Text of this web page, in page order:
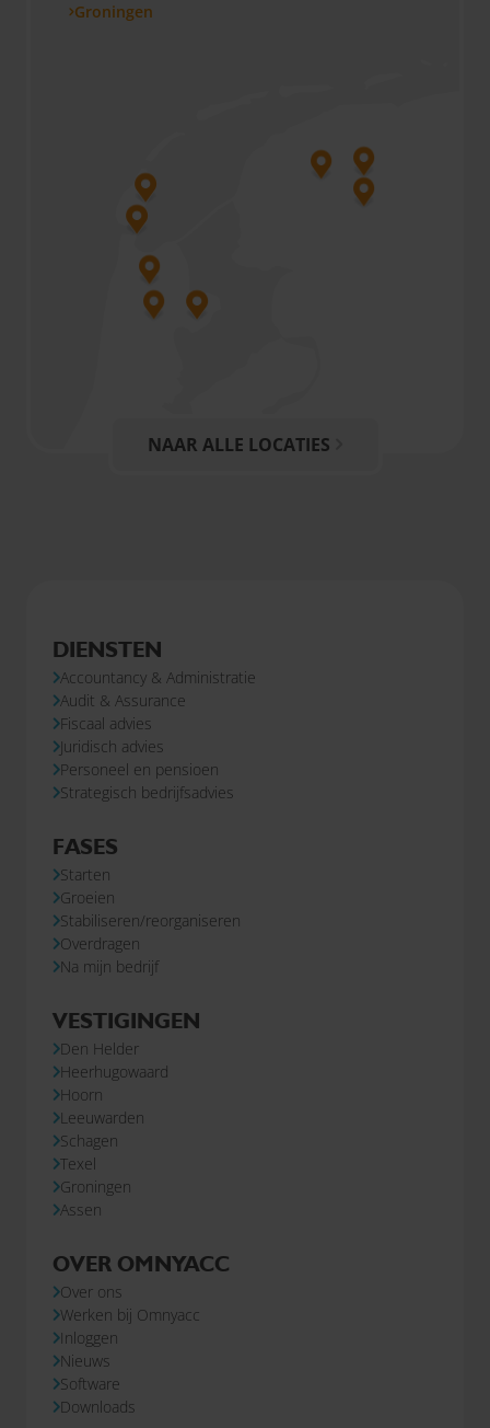
Groningen
NAAR ALLE LOCATIES
DIENSTEN
Accountancy & Administratie
Audit & Assurance
Fiscaal advies
Juridisch advies
Personeel en pensioen
Strategisch bedrijfsadvies
FASES
Starten
Groeien
Stabiliseren/reorganiseren
Overdragen
Na mijn bedrijf
VESTIGINGEN
Den Helder
Heerhugowaard
Hoorn
Leeuwarden
Schagen
Texel
Groningen
Assen
OVER OMNYACC
Over ons
Werken bij Omnyacc
Inloggen
Nieuws
Software
Downloads